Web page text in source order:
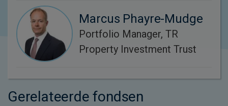
Marcus Phayre-Mudge
Portfolio Manager, TR
Property Investment Trust
Gerelateerde fondsen